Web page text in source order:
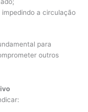
a circulação
para
outros